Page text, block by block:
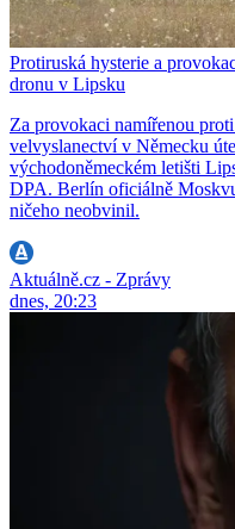
Protiruská hysterie a
dronu v Lipsku
Za provokaci namířenou
velvyslanectví v Německu
východoněmeckém letišti
DPA. Berlín oficiálně
ničeho neobvinil.
Aktuálně.cz - Zprávy
dnes, 20:23